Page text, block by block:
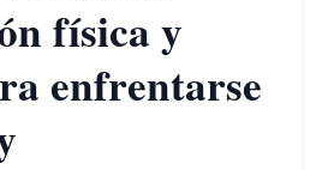
física y
enfrentarse